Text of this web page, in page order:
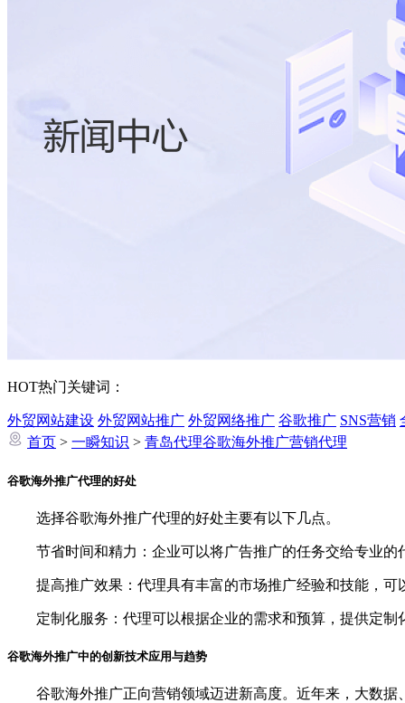
HOT热门关键词：
外贸网站建设 外贸网站推广 外贸网络推广 谷歌推广 SNS营销
首页 > 一瞬知识 > 青岛代理谷歌海外推广营销代理
谷歌海外推广代理的好处
选择谷歌海外推广代理的好处主要有以下几点。
节省时间和精力：企业可以将广告推广的任务交给专业的
提高推广效果：代理具有丰富的市场推广经验和技能，可
定制化服务：代理可以根据企业的需求和预算，提供定制
谷歌海外推广中的创新技术应用与趋势
谷歌海外推广正向营销领域迈进新高度。近年来，大数据